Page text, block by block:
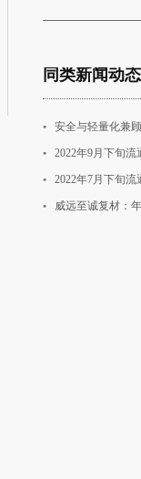
同类新闻动态
安全与轻量化兼
2022年9月下旬
2022年7月下旬
威远至诚复材：